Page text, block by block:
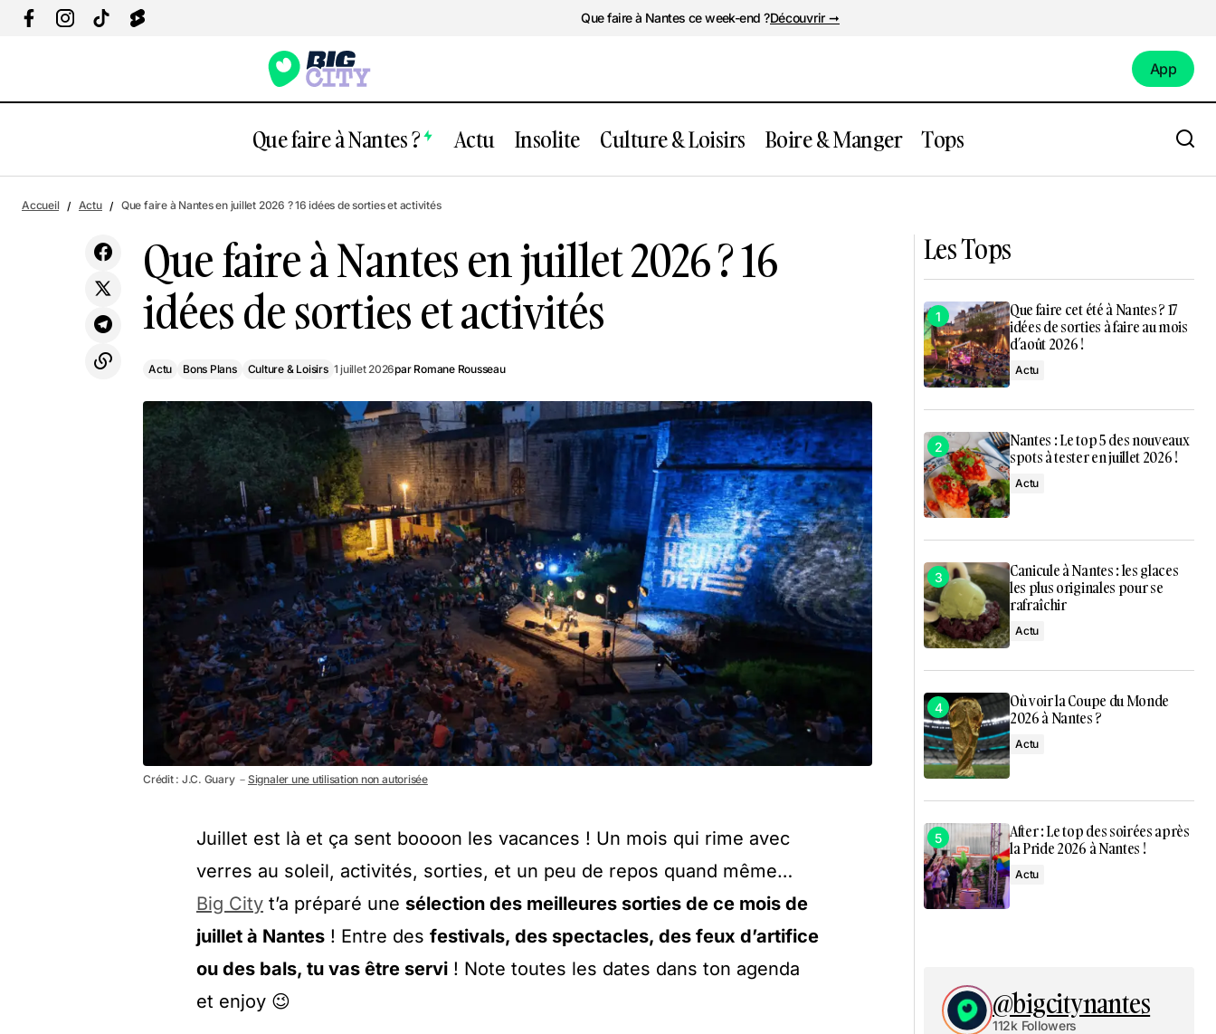
Que faire à Nantes ce week-end ?Découvrir ➞
App
Que faire à Nantes ? Actu Insolite Culture & Loisirs Boire & Manger Tops
Que faire à Nantes ce week-end du 2 au
5 juillet 2026 ?
Actu
Bons Plans
Que faire à Nantes en juillet 2026 ? 16 idées de
Accueil Actu Que faire à Nantes en juillet 2026 ? 16 idées de sorties et activités
Que faire à Nantes en juillet 2026 ? 16
idées de sorties et activités
Actu Bons Plans Culture & Loisirs 1 juillet 2026par Romane Rousseau
Crédit : J.C. Guary － Signaler une utilisation non autorisée
Juillet est là et ça sent boooon les vacances ! Un mois qui rime avec
verres au soleil, activités, sorties, et un peu de repos quand même…
Big City t’a préparé une sélection des meilleures sorties de ce mois de
juillet à Nantes ! Entre des festivals, des spectacles, des feux d’artifice
ou des bals, tu vas être servi ! Note toutes les dates dans ton agenda
et enjoy 😉
Les Tops
Que faire cet été à Nantes ? 17
idées de sorties à faire au mois
d’août 2026 !
Actu
Nantes : Le top 5 des nouveaux
spots à tester en juillet 2026 !
Actu
Canicule à Nantes : les glaces
les plus originales pour se
rafraîchir
Actu
Où voir la Coupe du Monde
2026 à Nantes ?
Actu
After : Le top des soirées après
la Pride 2026 à Nantes !
Actu
@bigcitynantes
112k Followers